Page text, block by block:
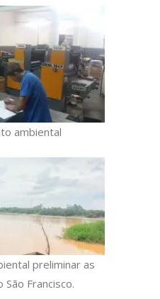
ambiental
preliminar as
Francisco.